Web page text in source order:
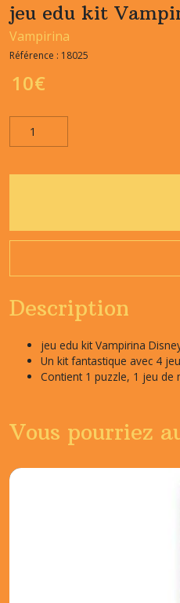
jeu edu kit
Vampirina
Référence : 18025
10€
Description
jeu edu kit Vampirina
Un kit fantastique avec 4
Contient 1 puzzle, 1 jeu
Vous pourriez